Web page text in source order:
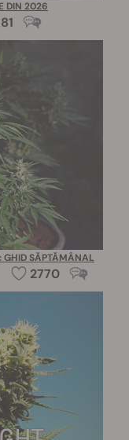
DIN 2026
GHID SĂPTĂMÂNAL
2770